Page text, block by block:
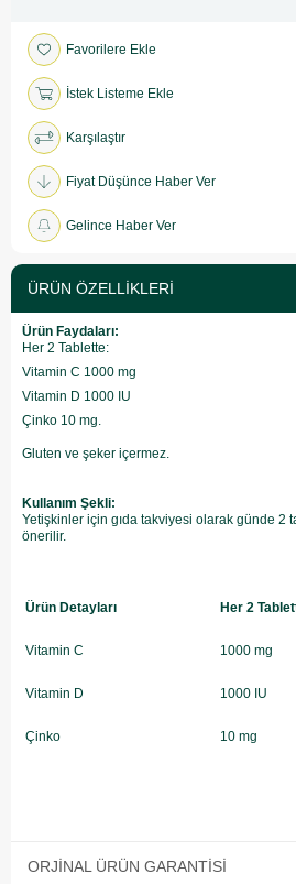
Favorilere Ekle
İstek Listeme Ekle
Karşılaştır
Fiyat Düşünce Haber Ver
Gelince Haber Ver
ÜRÜN ÖZELLIKLERI
Ürün Faydaları:
Her 2 Tablette:
Vitamin C 1000 mg
Vitamin D 1000 IU
Çinko 10 mg.
Gluten ve şeker içermez.
Kullanım Şekli:
Yetişkinler için gıda takviyesi olarak günde 2
önerilir.
Ürün Detayları Her 2
Vitamin C 1000 mg
Vitamin D 1000 IU
Çinko 10 mg
ORJINAL ÜRÜN GARANTISI